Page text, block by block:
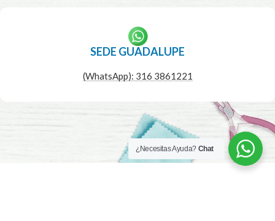
SEDE GUADALUPE
(WhatsApp): 316 3861221
¿Necesitas Ayuda? Chat